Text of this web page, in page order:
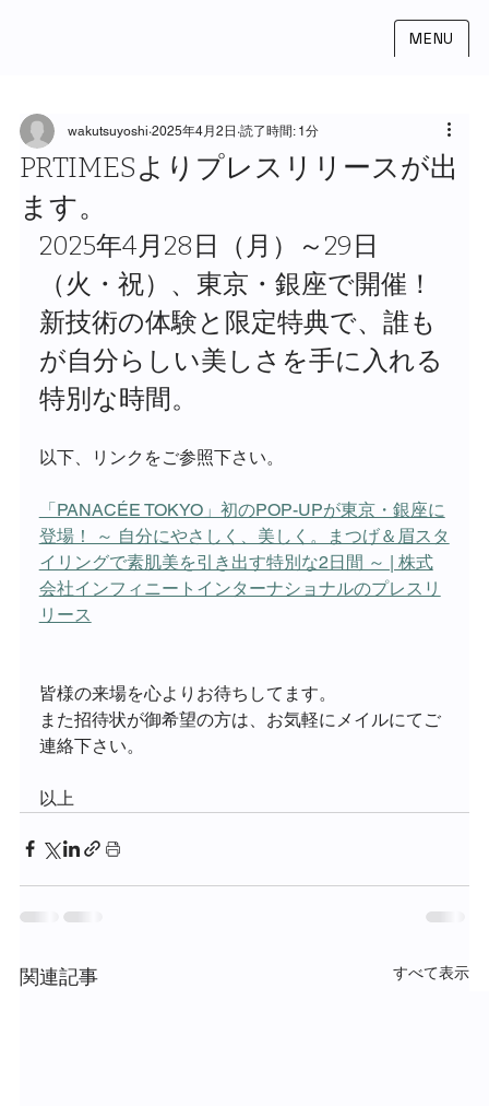
MENU
PRTIMESよりプレスリリースが出
ます。
wakutsuyoshi 2025年4月2日 読了時間: 1分
2025年4月28日（月）～29日
（火・祝）、東京・銀座で開催！
新技術の体験と限定特典で、誰も
が自分らしい美しさを手に入れる
特別な時間。
以下、リンクをご参照下さい。
「PANACÉE TOKYO」初のPOP-UPが東京・銀座に
登場！ ～ 自分にやさしく、美しく。まつげ＆眉スタ
イリングで素肌美を引き出す特別な2日間 ～ | 株式
会社インフィニートインターナショナルのプレスリ
リース
皆様の来場を心よりお待ちしてます。
また招待状が御希望の方は、お気軽にメイルにてご
連絡下さい。
以上
関連記事 すべて表示